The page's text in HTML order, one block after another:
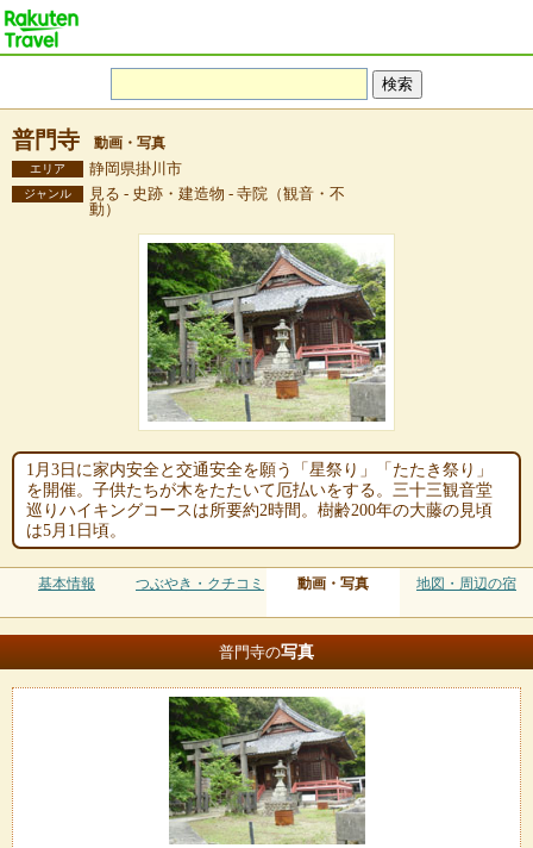
普門寺 動画・写真
エリア 静岡県掛川市
ジャンル
見る - 史跡・建造物 - 寺院（観音・不
動）
1月3日に家内安全と交通安全を願う「星祭り」「たたき祭り」
を開催。子供たちが木をたたいて厄払いをする。三十三観音堂
巡りハイキングコースは所要約2時間。樹齢200年の大藤の見頃
は5月1日頃。
基本情報 つぶやき・クチコミ 動画・写真 地図・周辺の宿
普門寺の写真